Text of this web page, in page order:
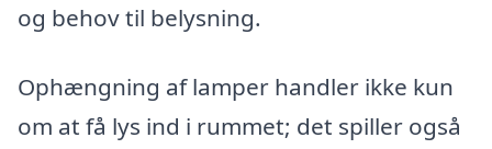
og behov til belysning.
Ophængning af lamper handler ikke kun
om at få lys ind i rummet; det spiller også